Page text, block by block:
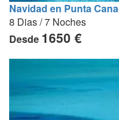
Navidad en Punta Cana
8 Dias / 7 Noches
Desde 1650 €